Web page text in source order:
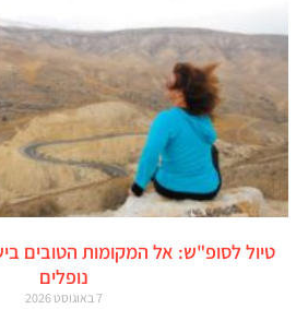
טיול לסופ"ש: אל המקומות הטובים
נופלים
7 באוגוסט 2026